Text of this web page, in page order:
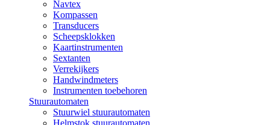
Navtex
Kompassen
Transducers
Scheepsklokken
Kaartinstrumenten
Sextanten
Verrekijkers
Handwindmeters
Instrumenten toebehoren
Stuurautomaten
Stuurwiel stuurautomaten
Helmstok stuurautomaten